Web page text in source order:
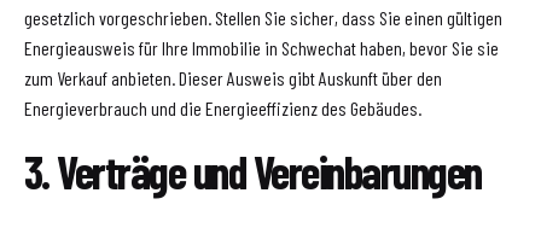
gesetzlich vorgeschrieben. Stellen Sie sicher, dass Sie einen gültigen
Energieausweis für Ihre Immobilie in Schwechat haben, bevor Sie sie
zum Verkauf anbieten. Dieser Ausweis gibt Auskunft über den
Energieverbrauch und die Energieeffizienz des Gebäudes.
3. Verträge und Vereinbarungen